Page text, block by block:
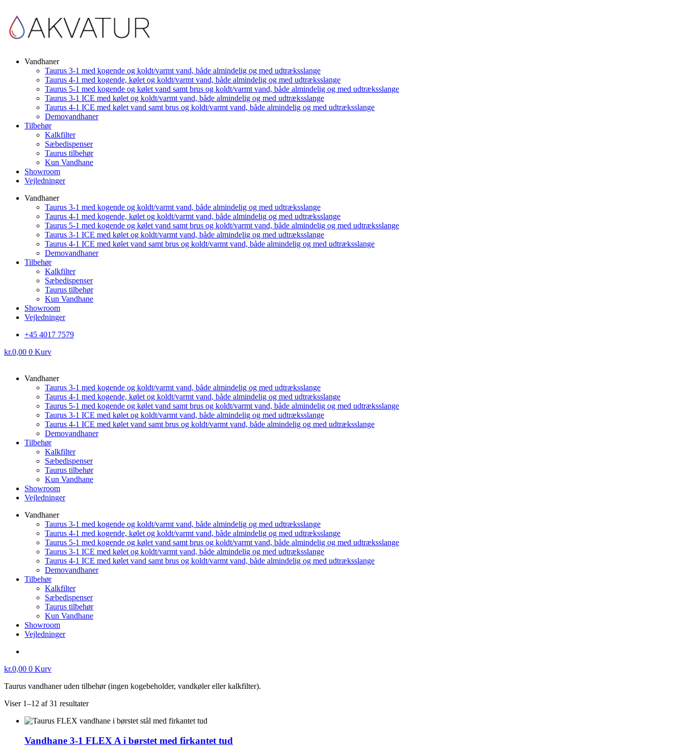
Vandhaner
Taurus 3-1 med kogende og koldt/varmt vand, både almindelig og med udtræksslange
Taurus 4-1 med kogende, kølet og koldt/varmt vand, både almindelig og med udtræksslange
Taurus 5-1 med kogende og kølet vand samt brus og koldt/varmt vand, både almindelig og med udtræksslange
Taurus 3-1 ICE med kølet og koldt/varmt vand, både almindelig og med udtræksslange
Taurus 4-1 ICE med kølet vand samt brus og koldt/varmt vand, både almindelig og med udtræksslange
Demovandhaner
Tilbehør
Kalkfilter
Sæbedispenser
Taurus tilbehør
Kun Vandhane
Showroom
Vejledninger
Vandhaner
Taurus 3-1 med kogende og koldt/varmt vand, både almindelig og med udtræksslange
Taurus 4-1 med kogende, kølet og koldt/varmt vand, både almindelig og med udtræksslange
Taurus 5-1 med kogende og kølet vand samt brus og koldt/varmt vand, både almindelig og med udtræksslange
Taurus 3-1 ICE med kølet og koldt/varmt vand, både almindelig og med udtræksslange
Taurus 4-1 ICE med kølet vand samt brus og koldt/varmt vand, både almindelig og med udtræksslange
Demovandhaner
Tilbehør
Kalkfilter
Sæbedispenser
Taurus tilbehør
Kun Vandhane
Showroom
Vejledninger
+45 4017 7579
kr.0,00 0 Kurv
Vandhaner
Taurus 3-1 med kogende og koldt/varmt vand, både almindelig og med udtræksslange
Taurus 4-1 med kogende, kølet og koldt/varmt vand, både almindelig og med udtræksslange
Taurus 5-1 med kogende og kølet vand samt brus og koldt/varmt vand, både almindelig og med udtræksslange
Taurus 3-1 ICE med kølet og koldt/varmt vand, både almindelig og med udtræksslange
Taurus 4-1 ICE med kølet vand samt brus og koldt/varmt vand, både almindelig og med udtræksslange
Demovandhaner
Tilbehør
Kalkfilter
Sæbedispenser
Taurus tilbehør
Kun Vandhane
Showroom
Vejledninger
Vandhaner
Taurus 3-1 med kogende og koldt/varmt vand, både almindelig og med udtræksslange
Taurus 4-1 med kogende, kølet og koldt/varmt vand, både almindelig og med udtræksslange
Taurus 5-1 med kogende og kølet vand samt brus og koldt/varmt vand, både almindelig og med udtræksslange
Taurus 3-1 ICE med kølet og koldt/varmt vand, både almindelig og med udtræksslange
Taurus 4-1 ICE med kølet vand samt brus og koldt/varmt vand, både almindelig og med udtræksslange
Demovandhaner
Tilbehør
Kalkfilter
Sæbedispenser
Taurus tilbehør
Kun Vandhane
Showroom
Vejledninger
kr.0,00 0 Kurv
Taurus vandhaner uden tilbehør (ingen kogebeholder, vandkøler eller kalkfilter).
Viser 1–12 af 31 resultater
Vandhane 3-1 FLEX A i børstet med firkantet tud